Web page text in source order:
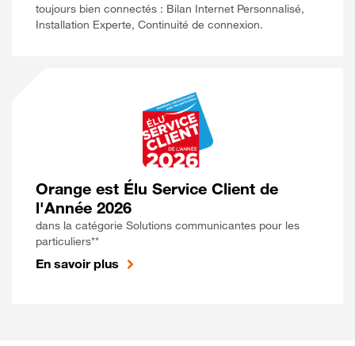
toujours bien connectés : Bilan Internet Personnalisé,
Installation Experte, Continuité de connexion.
Orange est Élu Service Client de
l'Année 2026
dans la catégorie Solutions communicantes pour les
particuliers**
En savoir plus